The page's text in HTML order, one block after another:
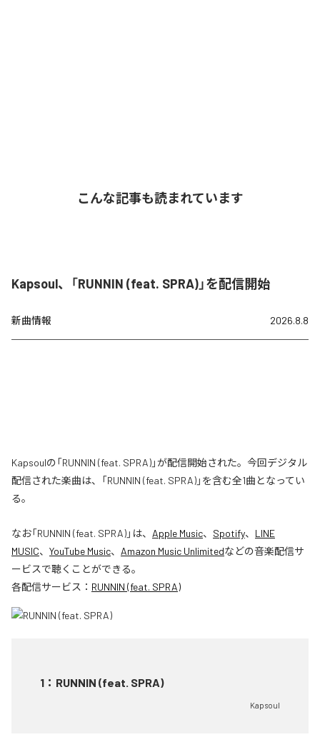
こんな記事も読まれています
Kapsoul、「RUNNIN (feat. SPRA)」を配信開始
新曲情報 2026.8.8
Kapsoulの「RUNNIN (feat. SPRA)」が配信開始された。今回デジタル
配信された楽曲は、「RUNNIN (feat. SPRA)」を含む全1曲となってい
る。
なお「RUNNIN (feat. SPRA)」は、 Apple Music、 Spotify、 LINE
MUSIC、 YouTube Music、 Amazon Music Unlimitedなどの音楽配信サ
ービスで聴くことができる。
各配信サービス： RUNNIN (feat. SPRA)
1 ： RUNNIN (feat. SPRA)
Kapsoul